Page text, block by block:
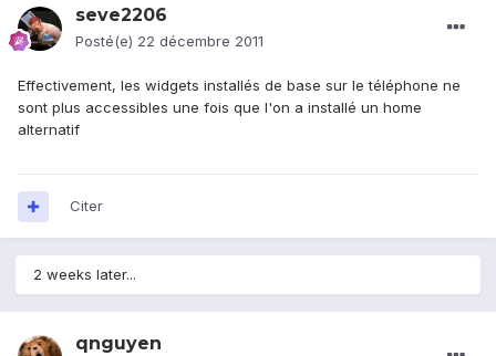
seve2206
Posté(e) 22 décembre 2011
Effectivement, les widgets installés de base sur le téléphone ne
sont plus accessibles une fois que l'on a installé un home
alternatif
Citer
2 weeks later...
qnguyen